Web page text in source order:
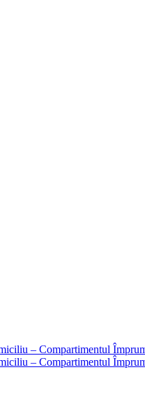
– Compartimentul
– Compartimentul